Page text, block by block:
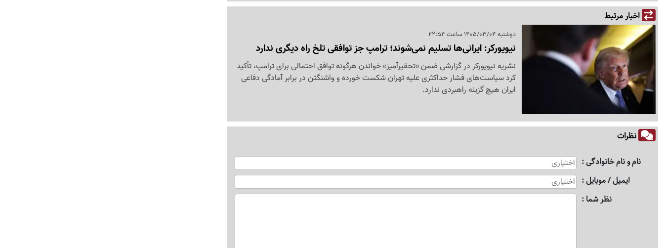
اخبار مرتبط
دوشنبه 1405/03/04 ساعت 22:54
نیویورکر: ایرانی‌ها تسلیم نمی‌شوند؛ ترامپ جز توافقی تلخ راه دیگری ندارد
نشریه نیویورکر در گزارشی ضمن «تحقیرآمیز» خواندن هرگونه توافق احتمالی برای ترامپ، تأکید
کرد سیاست‌های فشار حداکثری علیه تهران شکست خورده و واشنگتن در برابر آمادگی دفاعی
ایران هیچ گزینه راهبردی ندارد.
نظرات
نام و نام خانوادگی
ایمیل / موبایل
نظر شما